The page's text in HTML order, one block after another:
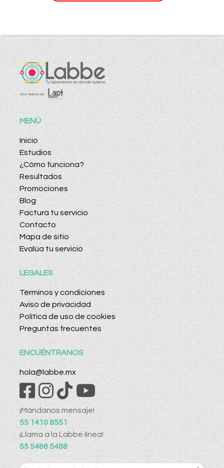
MENÚ
Inicio
Estudios
¿Cómo funciona?
Resultados
Promociones
Blog
Factura tu servicio
Contacto
Mapa de sitio
Evalúa tu servicio
LEGALES
Términos y condiciones
Aviso de privacidad
Política de uso de cookies
Preguntas frecuentes
ENCUÉNTRANOS
hola@labbe.mx
¡Mándanos mensaje!
55 1410 8551
¡Llama a la Labbe línea!
55 5488 5488